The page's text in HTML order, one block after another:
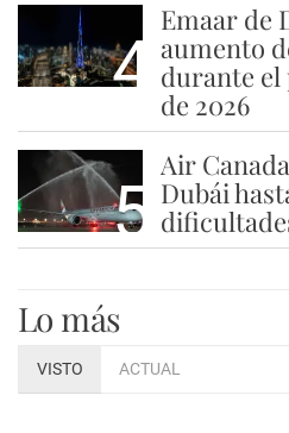
4
Emaar de
aumento
durante
de 2026
5
Air
Dubái
Lo más
VISTO ACTUAL